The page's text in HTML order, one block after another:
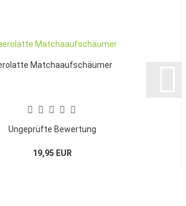
Matchaaufschäumer
Ungeprüfte Bewertung
19,95 EUR